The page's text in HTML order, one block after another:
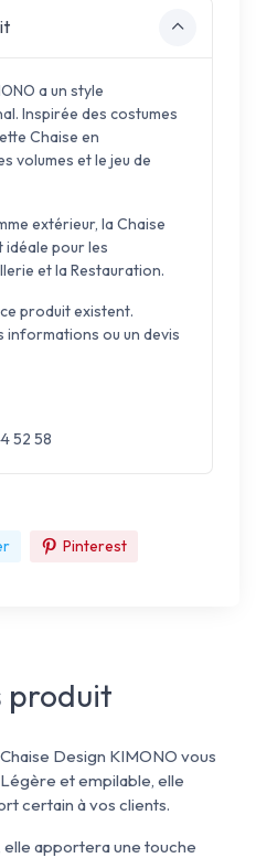
a un style
Inspirée des costumes
Chaise en
volumes et le jeu de
extérieur, la Chaise
idéale pour les
et la Restauration.
produit existent.
informations ou un devis
52 58
Pinterest
produit
Design KIMONO vous
et empilable, elle
certain à vos clients.
apportera une touche